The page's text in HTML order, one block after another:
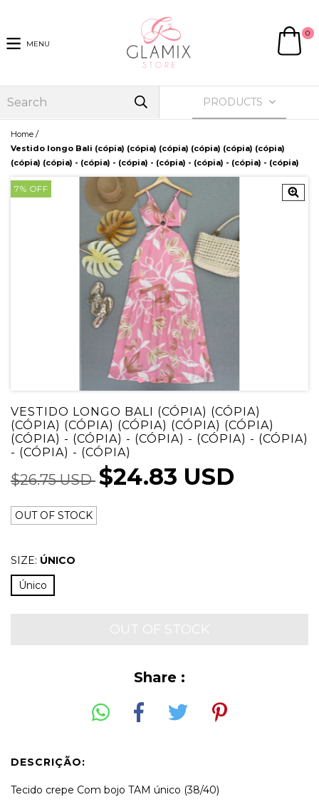
MENU
0
PRODUCTS
Home /
Vestido longo Bali (cópia) (cópia) (cópia) (cópia) (cópia) (cópia)
(cópia) (cópia) - (cópia) - (cópia) - (cópia) - (cópia) - (cópia) - (cópia)
7% OFF
VESTIDO LONGO BALI (CÓPIA) (CÓPIA)
(CÓPIA) (CÓPIA) (CÓPIA) (CÓPIA) (CÓPIA)
(CÓPIA) - (CÓPIA) - (CÓPIA) - (CÓPIA) - (CÓPIA)
- (CÓPIA) - (CÓPIA)
$26.75 USD $24.83 USD
OUT OF STOCK
SIZE: ÚNICO
Único
Share :
DESCRIÇÃO:
Tecido crepe Com bojo TAM único (38/40)